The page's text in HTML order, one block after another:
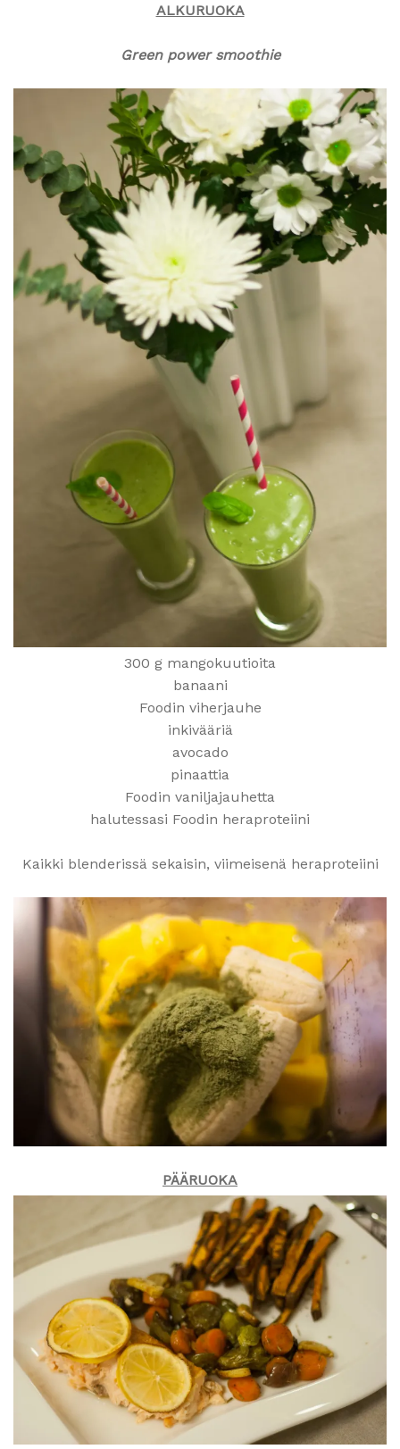
ALKURUOKA
Green power smoothie
300 g mangokuutioita
banaani
Foodin viherjauhe
inkivääriä
avocado
pinaattia
Foodin vaniljajauhetta
halutessasi Foodin heraproteiini
Kaikki blenderissä sekaisin, viimeisenä heraproteiini
PÄÄRUOKA